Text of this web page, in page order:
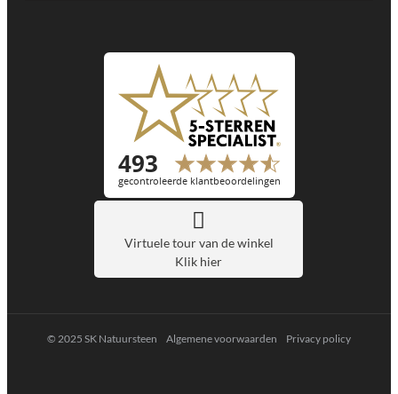
Virtuele tour van de winkel
Klik hier
© 2025 SK Natuursteen Algemene voorwaarden Privacy policy